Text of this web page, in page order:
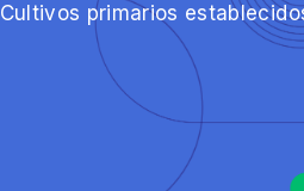
Cultivos primarios